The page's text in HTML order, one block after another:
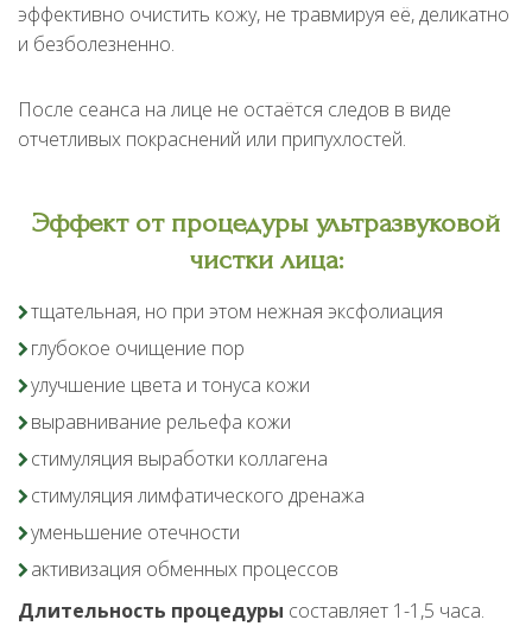
эффективно очистить кожу, не травмируя её, деликатно
и безболезненно.
После сеанса на лице не остаётся следов в виде
отчетливых покраснений или припухлостей.
Эффект от процедуры ультразвуковой
чистки лица:
тщательная, но при этом нежная эксфолиация
глубокое очищение пор
улучшение цвета и тонуса кожи
выравнивание рельефа кожи
стимуляция выработки коллагена
стимуляция лимфатического дренажа
уменьшение отечности
активизация обменных процессов
Длительность процедуры составляет 1-1,5 часа.